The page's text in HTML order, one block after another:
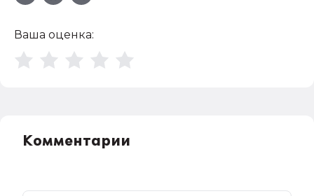
Ваша оценка:
Комментарии